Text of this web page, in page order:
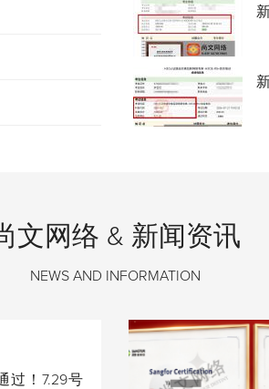
文网络 & 新闻资讯
NEWS AND INFORMATION
过！7.29号